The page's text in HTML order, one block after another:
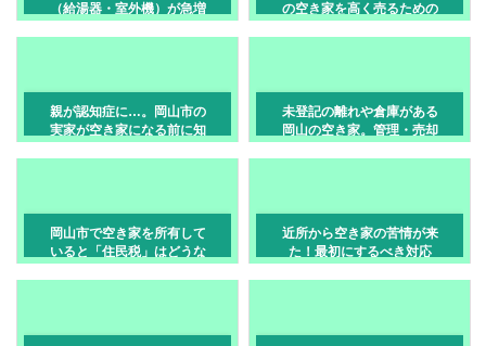
（給湯器・室外機）が急増
の空き家を高く売るための
親が認知症に…。岡山市の
実家が空き家になる前に知
未登記の離れや倉庫がある
岡山の空き家。管理・売却
岡山市で空き家を所有して
いると「住民税」はどうな
近所から空き家の苦情が来
た！最初にするべき対応